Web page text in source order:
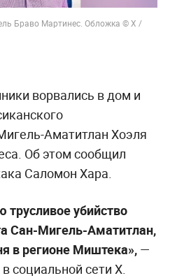
Браво Мартинес. Обложка © X /
ворвались в дом и
Аматитлан Хоэля
Об этом сообщил
Саломон Хара.
убийство
Сан-Мигель-Аматитлан,
в регионе Миштека»,—
социальной сети X.